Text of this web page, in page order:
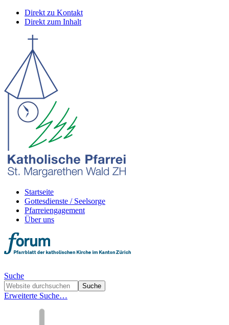
Direkt zu Kontakt
Direkt zum Inhalt
Startseite
Gottesdienste / Seelsorge
Pfarreiengagement
Über uns
Suche
Erweiterte Suche…